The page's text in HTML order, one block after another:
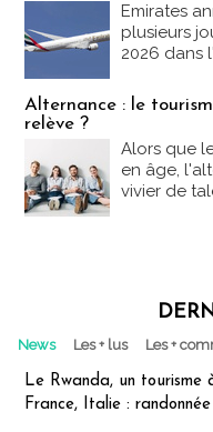
Emirates
plusieurs
2026 dans
Alternance : le
relève ?
Alors que
en âge,
vivier de
News Les + lus Les +
Le Rwanda, un
France, Italie :